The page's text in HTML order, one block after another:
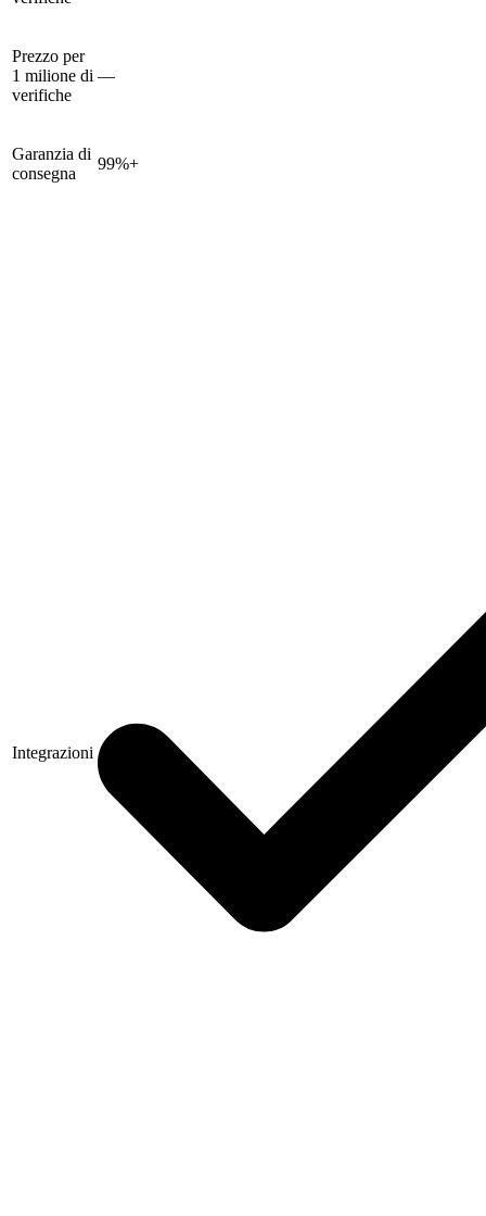
Prezzo per
1 milione di
verifiche
—
Garanzia di
consegna
99%+
Integrazioni